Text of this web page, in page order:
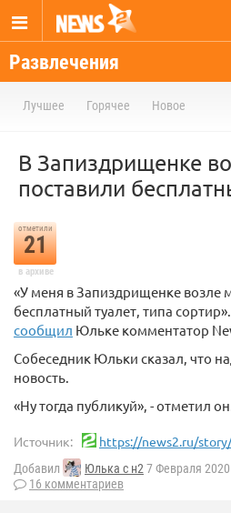
Развлечения
Лучшее Горячее Новое
В Запиздрищенке
поставили
отметили
21
в архиве
«У меня в Запиздрищенке возле
бесплатный туалет, типа
сообщил Юльке комментатор
Собеседник Юльки сказал, что
новость.
«Ну тогда публикуй», - отметил
Источник: https://news2.ru/
Добавил Юлька с н27 Февраля 2020
16 комментариев